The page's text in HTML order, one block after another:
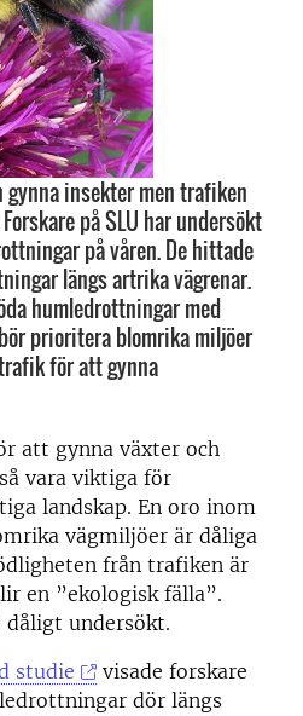
gynna insekter men trafiken
på SLU har undersökt
på våren. De hittade
längs artrika vägrenar.
humledrottningar med
prioritera blomrika miljöer
för att gynna
att gynna växter och
vara viktiga för
landskap. En oro inom
vägmiljöer är dåliga
från trafiken är
en ”ekologisk fälla”.
undersökt.
studie
visade forskare
dör längs